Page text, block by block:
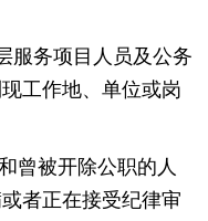
服务项目人员及公务
工作地、单位或岗
曾被开除公职的人
者正在接受纪律审